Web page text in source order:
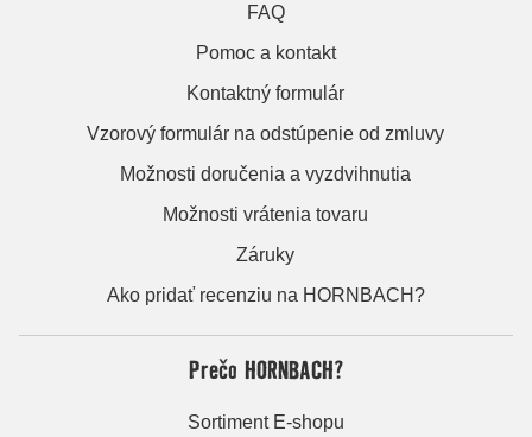
FAQ
Pomoc a kontakt
Kontaktný formulár
Vzorový formulár na odstúpenie od zmluvy
Možnosti doručenia a vyzdvihnutia
Možnosti vrátenia tovaru
Záruky
Ako pridať recenziu na HORNBACH?
Prečo HORNBACH?
Sortiment E-shopu